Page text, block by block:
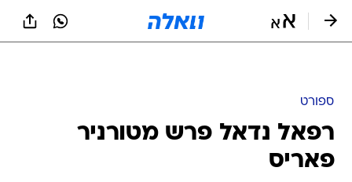
ספורט
רפאל נדאל פרש מטורניר
פאריס